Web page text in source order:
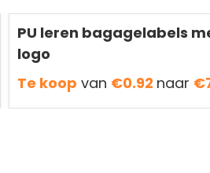
PU leren bagagelabels
logo
Te koop van €0.92 naar